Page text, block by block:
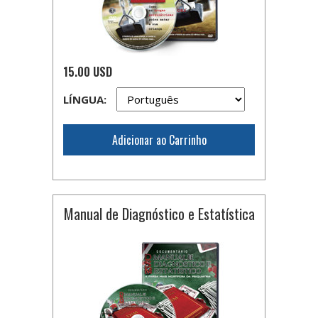
15.00 USD
LÍNGUA:
Adicionar ao Carrinho
Manual de Diagnóstico e Estatística